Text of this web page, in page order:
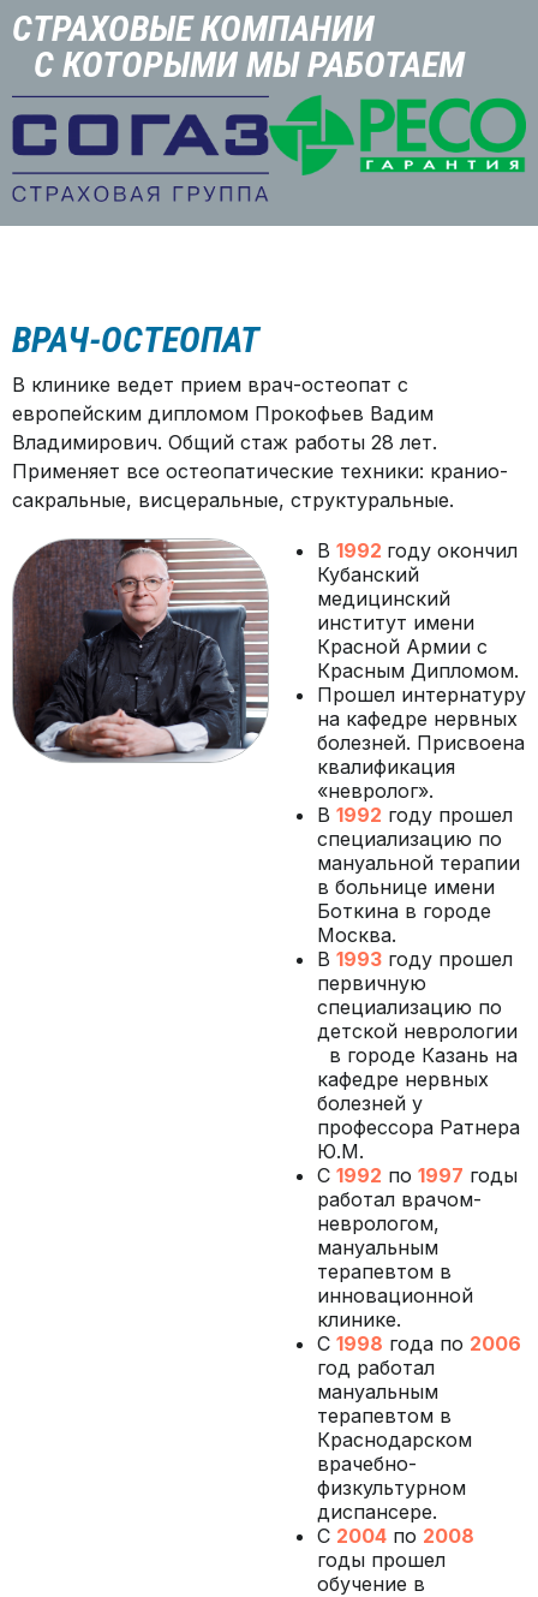
СТРАХОВЫЕ КОМПАНИИ
С КОТОРЫМИ МЫ РАБОТАЕМ
ВРАЧ-ОСТЕОПАТ
В клинике ведет прием врач-остеопат с
европейским дипломом Прокофьев Вадим
Владимирович. Общий стаж работы 28 лет.
Применяет все остеопатические техники: кранио-
сакральные, висцеральные, структуральные.
В 1992 году окончил
Кубанский
медицинский
институт имени
Красной Армии с
Красным Дипломом.
Прошел интернатуру
на кафедре нервных
болезней. Присвоена
квалификация
«невролог».
В 1992 году прошел
специализацию по
мануальной терапии
в больнице имени
Боткина в городе
Москва.
В 1993 году прошел
первичную
специализацию по
детской неврологии
в городе Казань на
кафедре нервных
болезней у
профессора Ратнера
Ю.М.
С 1992 по 1997 годы
работал врачом-
неврологом,
мануальным
терапевтом в
инновационной
клинике.
С 1998 года по 2006
год работал
мануальным
терапевтом в
Краснодарском
врачебно-
физкультурном
диспансере.
С 2004 по 2008
годы прошел
обучение в